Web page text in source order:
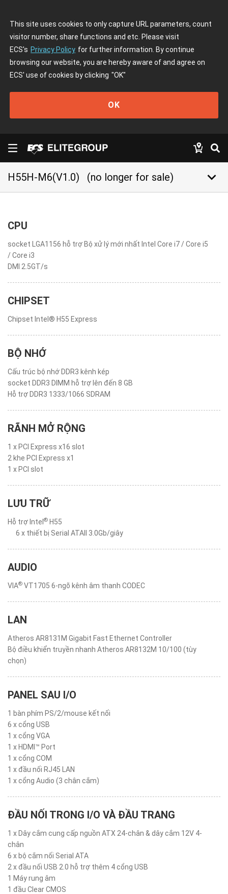
This site uses cookies to only capture URL parameters, count
visitor number, share functions and etc. Please visit
ECS's Privacy Policy for further information. By continue
browsing our website, you are hereby aware of and agree on
ECS' use of cookies by clicking "OK"
OK
H55H-M6(V1.0) (no longer for sale) keyboard_arrow_down
CPU
socket LGA1156 hỗ trợ Bộ xử lý mới nhất Intel Core i7 / Core i5
/ Core i3
DMI 2.5GT/s
CHIPSET
Chipset Intel® H55 Express
BỘ NHỚ
Cấu trúc bộ nhớ DDR3 kênh kép
socket DDR3 DIMM hỗ trợ lên đến 8 GB
Hỗ trợ DDR3 1333/1066 SDRAM
RÃNH MỞ RỘNG
1 x PCI Express x16 slot
2 khe PCI Express x1
1 x PCI slot
LƯU TRỮ
Hỗ trợ Intel ® H55
6 x thiết bị Serial ATAII 3.0Gb/giây
AUDIO
VIA® VT1705 6-ngõ kênh âm thanh CODEC
LAN
Atheros AR8131M Gigabit Fast Ethernet Controller
Bộ điều khiển truyền nhanh Atheros AR8132M 10/100 (tùy
chọn)
PANEL SAU I/O
1 bàn phím PS/2/mouse kết nối
6 x cổng USB
1 x cổng VGA
1 x HDMI™ Port
1 x cổng COM
1 x đầu nối RJ45 LAN
1 x cổng Audio (3 chân cắm)
ĐẦU NỐI TRONG I/O VÀ ĐẦU TRANG
1 x Dây cắm cung cấp nguồn ATX 24-chân & dây cắm 12V 4-
chân
6 x bộ cắm nối Serial ATA
2 x đầu nối USB 2.0 hỗ trợ thêm 4 cổng USB
1 Máy rung âm
1 đầu Clear CMOS